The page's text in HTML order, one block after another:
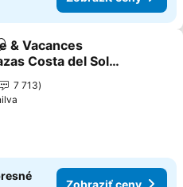
do obľúbených
& Vacances
Costa del Sol
hviezdičiek
7 713
Zobraziť ceny